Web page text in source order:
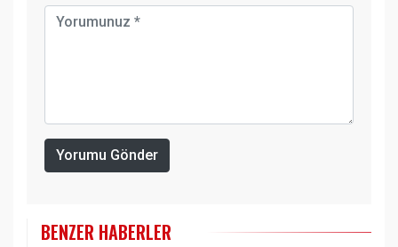
Yorumu Gönder
BENZER HABERLER